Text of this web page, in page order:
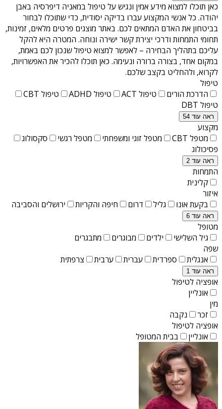
כאן תוכלו למצוא מידע אמין ונגיש על טיפול במאניה דיפרסיה באבן
יהודה. כל אנשי המקצוע עברו בדיקה יסודית, כדי שתוכלו לבחור
בביטחון את האדם המתאים לכם. באתר מוצגים פרטים מלאים, זמינות,
תחומי התמחות ודרכי יצירת קשר ישירה ונוחה. המטרה היא להקל
עליכם בתהליך הבחירה – לאפשר למצוא טיפול שנכון לכם באמת,
במקום אחד, בצורה ברורה ונעימה. כאן תוכלו להכיר את האפשרויות,
לקרוא, ולהחליט בקצב שלכם.
טיפול
הדרכת הורים
טיפול ACT טיפול ADHD
טיפול CBT
טיפול DBT
ראה עוד 54
מקצוע
מטפל CBT
מטפל זוגי ומשפחתי מטפל רגשי
סקסולוג
פסיכולוג
ראה עוד 2
התמחות
קלינית
איזור
בקעת אונו
גליל דרום חיפה והקריות ירושלים והסביבה
ראה עוד 6
מטופל
גיל השלישי
ילדים מבוגרים
מתבגרים
שפה
אנגלית
ספרדית עברית ערבית צרפתית
ראה עוד 1
אופציה לטיפול
אונליין
מין
זכר
נקבה
אופציה לטיפול
אונליין
בבית המטופל